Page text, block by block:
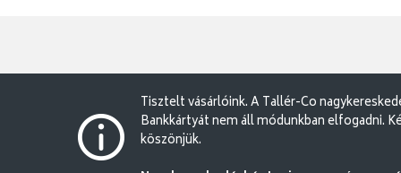
Tisztelt vásárlóink. A Tallér-Co
Bankkártyát nem áll módunkban elfogadni.
köszönjük.